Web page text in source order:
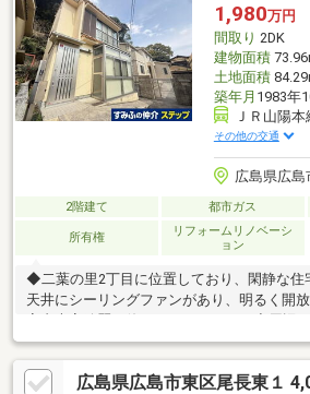
1,980万円
間取り 2DK
建物面積
土地面積
築年月 1983年
ＪＲ山陽
その他の交通
広島県広島
2階建て 都市ガス
所有権
リフォームリノベーシ
ョン
◆二葉の里2丁目に位置しており、閑静な
天井にシーリングファンがあり、明るく開
室内大変綺麗に使われております。◆周辺
とりが生まれる環境です◆土地面積：84.29
㎡◆料理をしながら、家族と会話を楽しめ
広島県広島市東区尾長東１